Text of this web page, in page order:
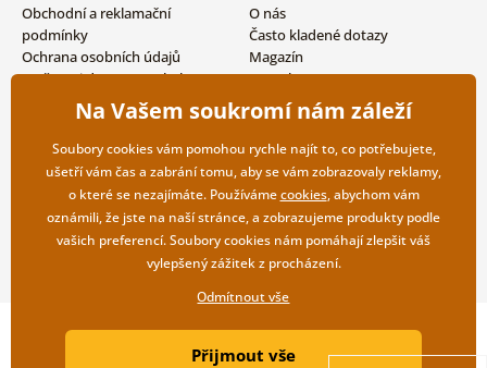
Obchodní a reklamační
podmínky
Ochrana osobních údajů
Možnosti dopravy a platby
Vrácení zboží
O nás
Často kladené dotazy
Magazín
Kontakty
Velkoobchodní spolupráce
Copyright ©2019 © Dovido.cz.
Litvanyi.sk| E-shop vytvořila
Na Vašem soukromí nám záleží
Soubory cookies vám pomohou rychle najít to, co potřebujete,
ušetří vám čas a zabrání tomu, aby se vám zobrazovaly reklamy,
o které se nezajímáte. Používámecookies, abychom vám
oznámili, že jste na naší stránce, a zobrazujeme produkty podle
vašich preferencí. Soubory cookies nám pomáhají zlepšit váš
vylepšený zážitek z procházení.
Odmítnout vše
Přijmout vše